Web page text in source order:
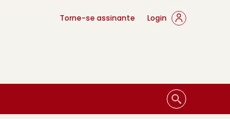
Torne-se assinante Login